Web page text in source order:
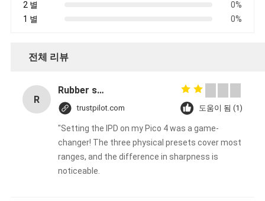
2 별
0%
1 별
0%
전체 리뷰
R
Rubber solid forklift tires For material handling forklift
trustpilot.com 도움이 됨 (1)
"Setting the IPD on my Pico 4 was a game-
changer! The three physical presets cover most
ranges, and the difference in sharpness is
noticeable.